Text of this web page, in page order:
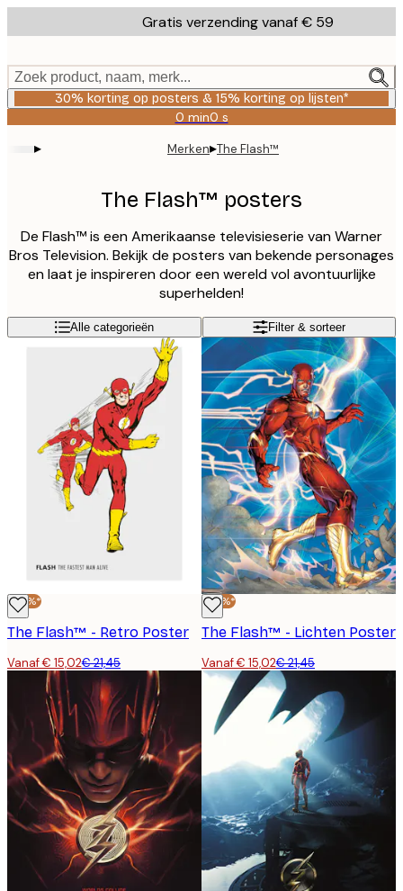
to
content.
Gratis verzending vanaf € 59
Zoek product, naam, merk...
30% korting op posters & 15% korting op lijsten*
0 min0 s
Geldig
tot:
2026-
06
▸ Merken▸The Flash™
The Flash™ posters
De Flash™ is een Amerikaanse televisieserie van Warner
Bros Television. Bekijk de posters van bekende personages
en laat je inspireren door een wereld vol avontuurlijke
superhelden!
Alle categorieën Filter & sorteer
-30%*
The Flash™ - Retro Poster
Vanaf € 15,02€ 21,45
-30%*
The Flash™ - Lichten Poster
Vanaf € 15,02€ 21,45